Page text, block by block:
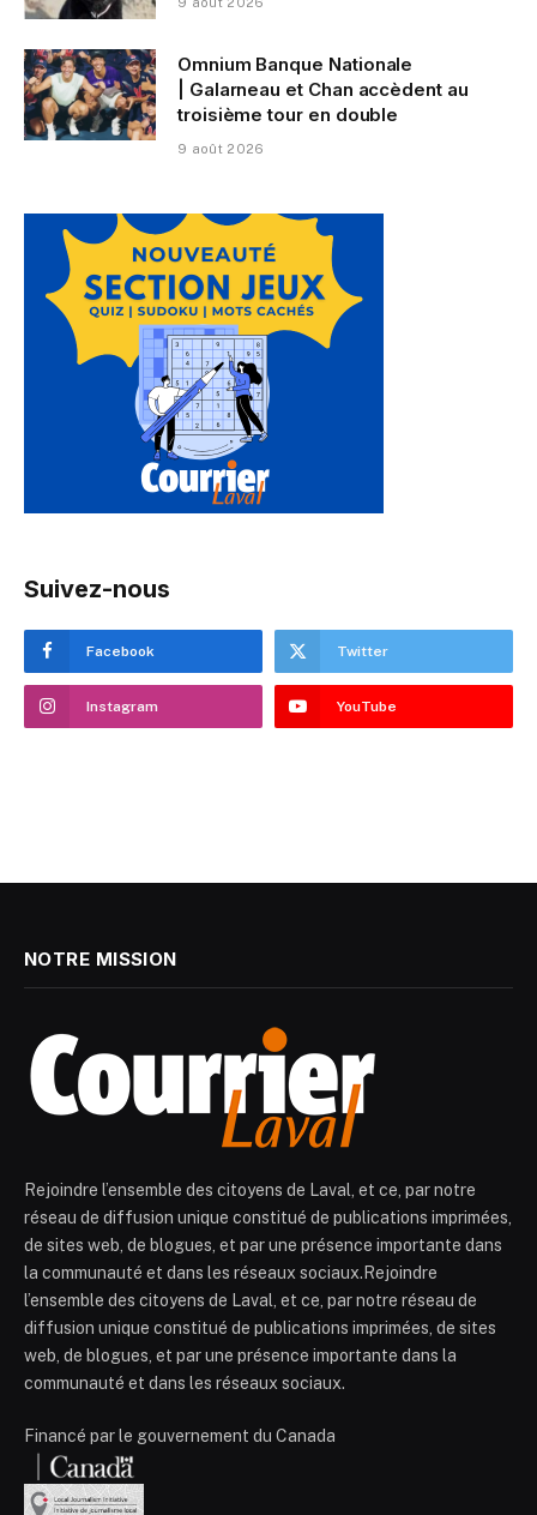
Omnium Banque Nationale
| Galarneau et Chan accèdent au
troisième tour en double
9 août 2026
Suivez-nous
Facebook Twitter
Instagram YouTube
NOTRE MISSION
Rejoindre l’ensemble des citoyens de Laval, et ce, par notre
réseau de diffusion unique constitué de publications imprimées,
de sites web, de blogues, et par une présence importante dans
la communauté et dans les réseaux sociaux.Rejoindre
l’ensemble des citoyens de Laval, et ce, par notre réseau de
diffusion unique constitué de publications imprimées, de sites
web, de blogues, et par une présence importante dans la
communauté et dans les réseaux sociaux.
Financé par le gouvernement du Canada